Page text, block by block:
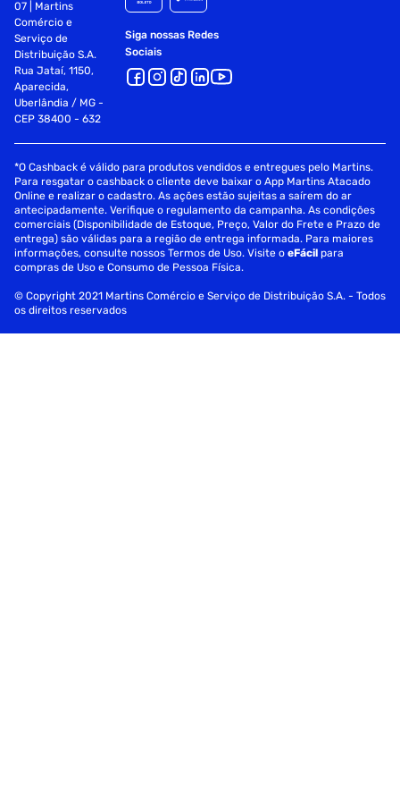
07 | Martins
Comércio e
Serviço de
Distribuição S.A.
Rua Jataí, 1150,
Aparecida,
Uberlândia / MG -
CEP 38400 - 632
Siga nossas Redes
Sociais
*O Cashback é válido para produtos vendidos e entregues pelo Martins.
Para resgatar o cashback o cliente deve baixar o App Martins Atacado
Online e realizar o cadastro. As ações estão sujeitas a saírem do ar
antecipadamente. Verifique o regulamento da campanha. As condições
comerciais (Disponibilidade de Estoque, Preço, Valor do Frete e Prazo de
entrega) são válidas para a região de entrega informada. Para maiores
informações, consulte nossos Termos de Uso. Visite oeFácil para
compras de Uso e Consumo de Pessoa Física.
© Copyright 2021 Martins Comércio e Serviço de Distribuição S.A. - Todos
os direitos reservados